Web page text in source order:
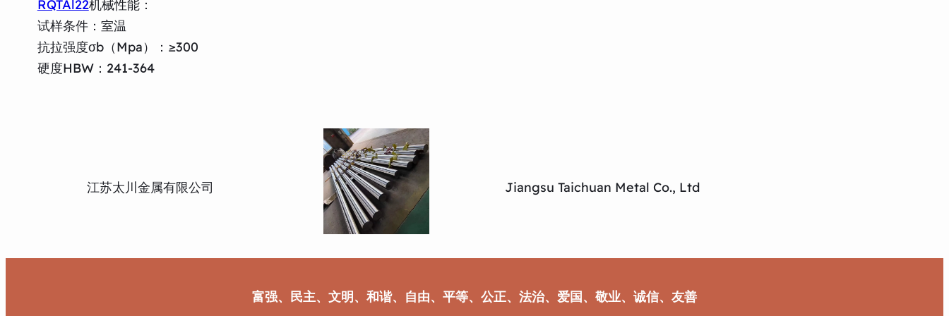
RQTAl22机械性能：
试样条件：室温
抗拉强度σb（Mpa）：≥300
硬度HBW：241-364
江苏太川金属有限公司 Jiangsu Taichuan Metal Co., Ltd
富强、民主、文明、和谐、自由、平等、公正、法治、爱国、敬业、诚信、友善